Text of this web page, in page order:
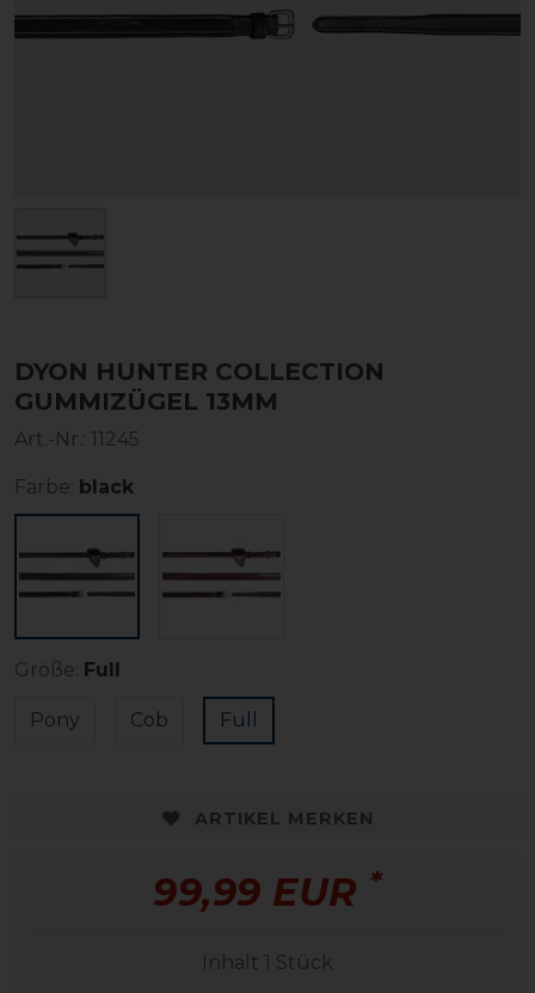
DYON HUNTER COLLECTION
GUMMIZÜGEL 13MM
Art.-Nr.: 11245
Farbe: black
Größe: Full
Pony Cob Full
ARTIKEL MERKEN
99,99 EUR *
Inhalt 1 Stück